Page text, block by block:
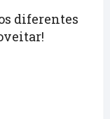
diferentes